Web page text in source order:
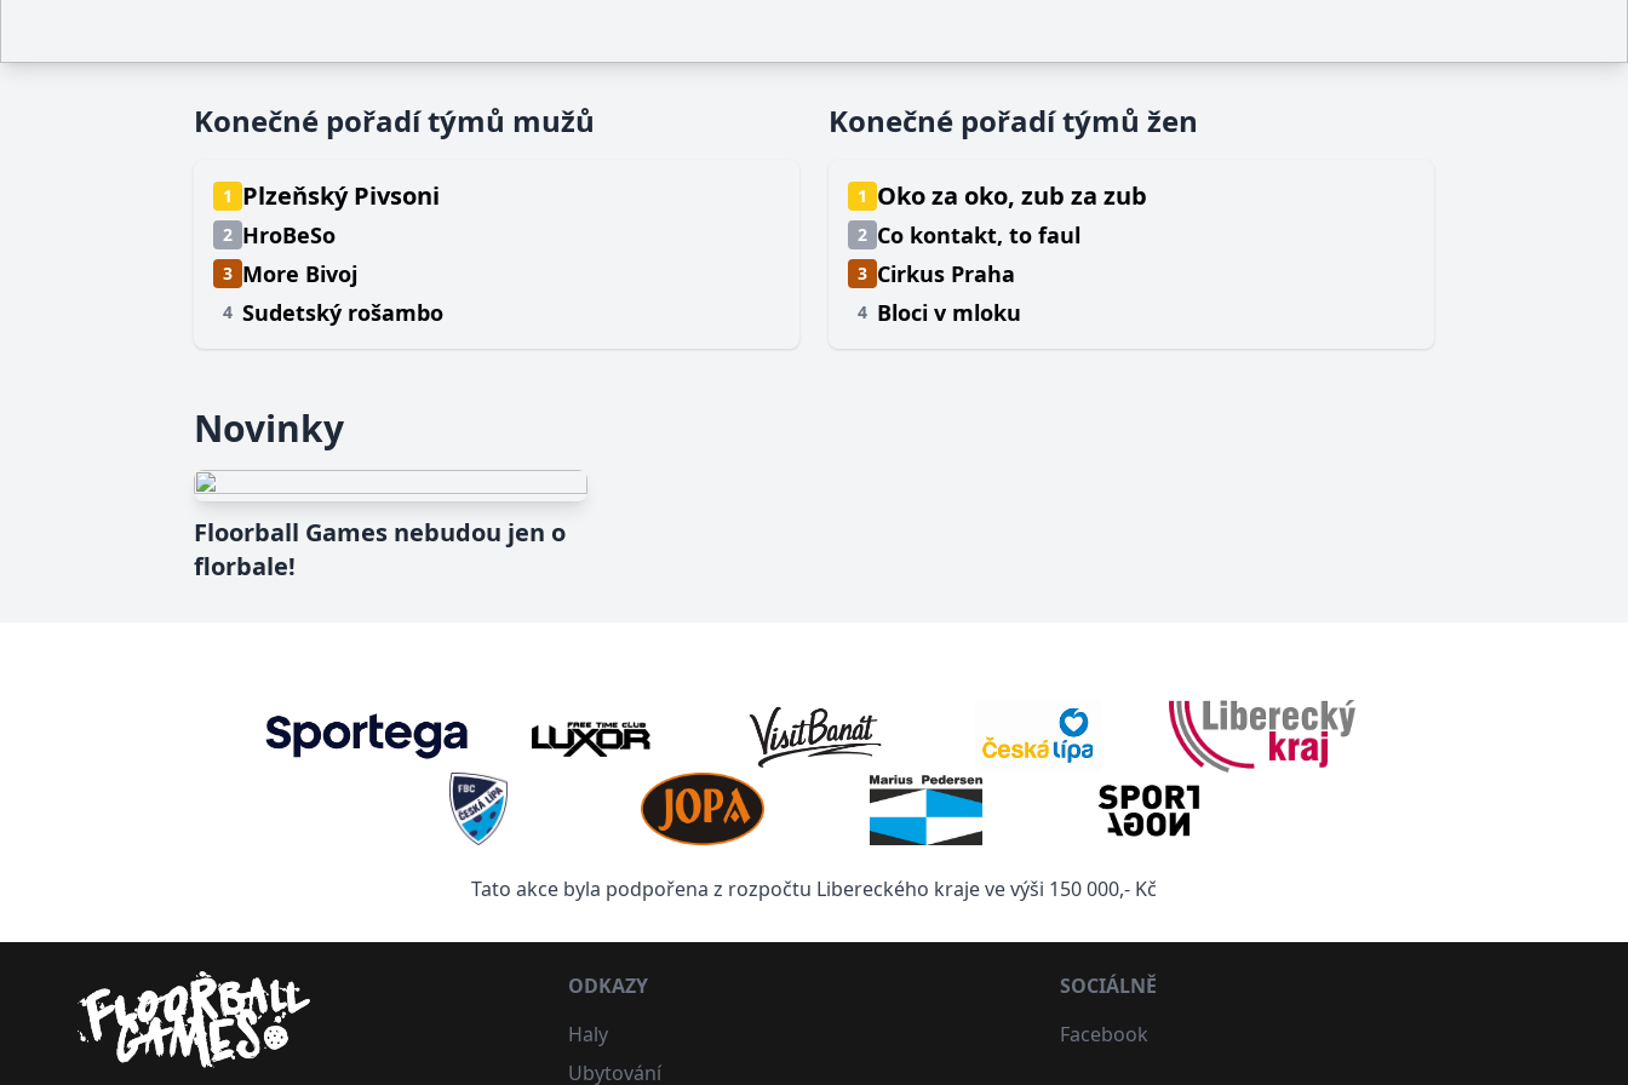
Konečné pořadí týmů mužů
1 Plzeňský Pivsoni
2 HroBeSo
3 More Bivoj
4 Sudetský rošambo
Konečné pořadí týmů žen
1 Oko za oko, zub za zub
2 Co kontakt, to faul
3 Cirkus Praha
4 Bloci v mloku
Novinky
Floorball Games nebudou jen o
florbale!
Tato akce byla podpořena z rozpočtu Libereckého kraje ve výši 150 000,- Kč
ODKAZY
Haly
Ubytování
SOCIÁLNĚ
Facebook